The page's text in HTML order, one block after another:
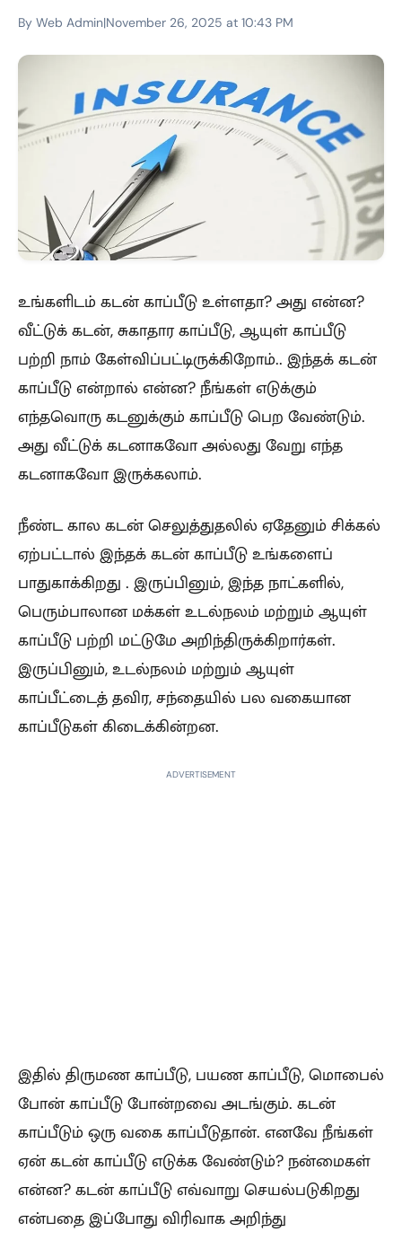
By Web Admin|November 26, 2025 at 10:43 PM
உங்களிடம் கடன் காப்பீடு உள்ளதா? அது என்ன?
வீட்டுக் கடன், சுகாதார காப்பீடு, ஆயுள் காப்பீடு
பற்றி நாம் கேள்விப்பட்டிருக்கிறோம்.. இந்தக் கடன்
காப்பீடு என்றால் என்ன? நீங்கள் எடுக்கும்
எந்தவொரு கடனுக்கும் காப்பீடு பெற வேண்டும்.
அது வீட்டுக் கடனாகவோ அல்லது வேறு எந்த
கடனாகவோ இருக்கலாம்.
நீண்ட கால கடன் செலுத்துதலில் ஏதேனும் சிக்கல்
ஏற்பட்டால் இந்தக் கடன் காப்பீடு உங்களைப்
பாதுகாக்கிறது . இருப்பினும், இந்த நாட்களில்,
பெரும்பாலான மக்கள் உடல்நலம் மற்றும் ஆயுள்
காப்பீடு பற்றி மட்டுமே அறிந்திருக்கிறார்கள்.
இருப்பினும், உடல்நலம் மற்றும் ஆயுள்
காப்பீட்டைத் தவிர, சந்தையில் பல வகையான
காப்பீடுகள் கிடைக்கின்றன.
ADVERTISEMENT
இதில் திருமண காப்பீடு, பயண காப்பீடு, மொபைல்
போன் காப்பீடு போன்றவை அடங்கும். கடன்
காப்பீடும் ஒரு வகை காப்பீடுதான். எனவே நீங்கள்
ஏன் கடன் காப்பீடு எடுக்க வேண்டும்? நன்மைகள்
என்ன? கடன் காப்பீடு எவ்வாறு செயல்படுகிறது
என்பதை இப்போது விரிவாக அறிந்து